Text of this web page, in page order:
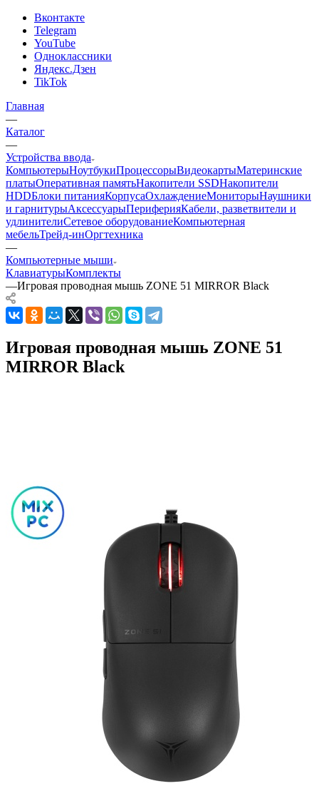
Вконтакте
Telegram
YouTube
Одноклассники
Яндекс.Дзен
TikTok
Главная
—
Каталог
—
Устройства ввода
КомпьютерыНоутбукиПроцессорыВидеокартыМатеринские
платыОперативная памятьНакопители SSDНакопители
HDDБлоки питанияКорпусаОхлаждениеМониторыНаушники
и гарнитурыАксессуарыПериферияКабели, разветвители и
удлинителиСетевое оборудованиеКомпьютерная
мебельТрейд-инОргтехника
—
Компьютерные мыши
КлавиатурыКомплекты
—Игровая проводная мышь ZONE 51 MIRROR Black
Игровая проводная мышь ZONE 51
MIRROR Black